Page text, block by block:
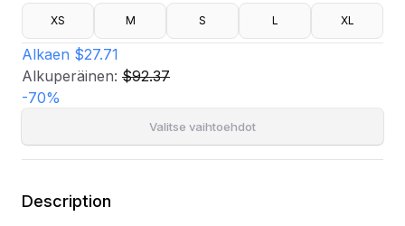
- Vuorattu
- Pituus olalta: 62 cm koossa S
XS M S L XL
Alkaen $27.71
Alkuperäinen: $92.37
-70%
Valitse vaihtoehdot
Description